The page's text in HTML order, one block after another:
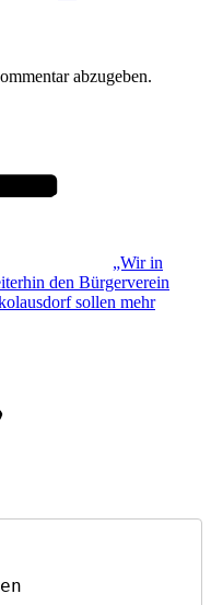
abzugeben.
„Wir in
den Bürgerverein
sollen mehr